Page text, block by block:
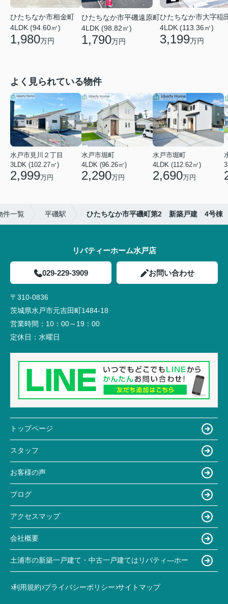
ひたちなか市相金町
4LDK (94.60㎡)
1,980万円
ひたちなか市平磯遠原町
4LDK (98.82㎡)
1,790万円
ひたちなか市大字稲
4LDK (113.36㎡)
3,199万円
よく見られている物件
水戸市見川２丁目
3LDK (102.27㎡)
2,999万円
水戸市堀町
4LDK (96.26㎡)
2,290万円
水戸市堀町
4LDK (112.62㎡)
2,690万円
件一覧 平磯駅 ひたちなか市平磯町第2 新築戸建 4号棟
リバティーホーム水戸店
029-229-3909 お問い合わせ
〒310-0836
茨城県水戸市元吉田町1484-18
営業時間： 10：00～19：00
定休日： 水曜日
トップページ
スタッフ
お客様の声
ブログ
アクセスマップ
会社概要
土浦市の新築一戸建て・中古一戸建てはリバティ―ホー
利用規約 プライバシーポリシー サイトマップ